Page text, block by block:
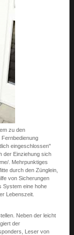
zu den
Fernbedienung
eingeschlossen"
der Einziehung sich
. Mehrpunktiges
durch den Zünglein,
von Sicherungen
System eine hohe
Lebenszeit.
Neben der leicht
der
Leser von